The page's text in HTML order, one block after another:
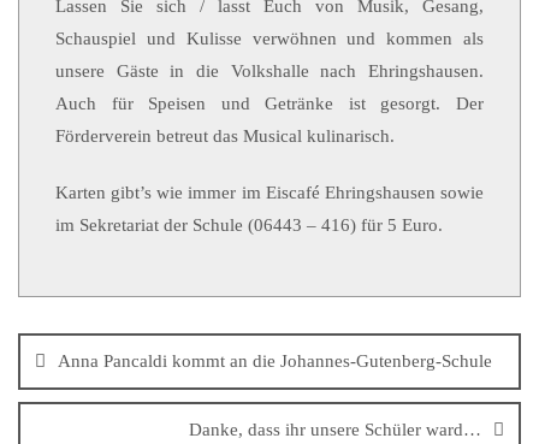
Lassen Sie sich / lasst Euch von Musik, Gesang,
Schauspiel und Kulisse verwöhnen und kommen als
unsere Gäste in die Volkshalle nach Ehringshausen.
Auch für Speisen und Getränke ist gesorgt. Der
Förderverein betreut das Musical kulinarisch.
Karten gibt’s wie immer im Eiscafé Ehringshausen sowie
im Sekretariat der Schule (06443 – 416) für 5 Euro.
Anna Pancaldi kommt an die Johannes-Gutenberg-Schule
Danke, dass ihr unsere Schüler ward…